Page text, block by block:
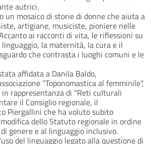
autrici.
un mosaico di storie di donne che aiuta a
artigiane, musiciste, pioniere nelle
ai racconti di vita, le riflessioni su
la maternità, la cura e il
che contrasta i luoghi comuni e le
affidata a Danila Baldo,
“Toponomastica al femminile”,
in rappresentanza di “Reti culturali
il Consiglio regionale, il
Piergallini che ha voluto subito
dello Statuto regionale in ordine
genere e al linguaggio inclusivo.
del linguaggio legato alla questione di